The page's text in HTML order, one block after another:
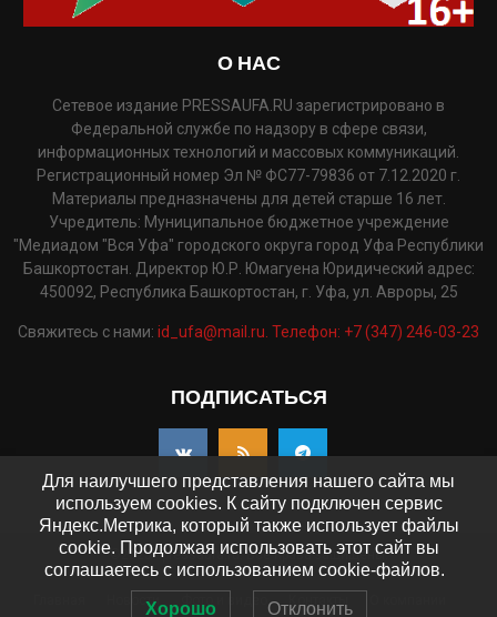
О НАС
Сетевое издание PRESSAUFA.RU зарегистрировано в
Федеральной службе по надзору в сфере связи,
информационных технологий и массовых коммуникаций.
Регистрационный номер Эл № ФС77-79836 от 7.12.2020 г.
Материалы предназначены для детей старше 16 лет.
Учредитель: Муниципальное бюджетное учреждение
"Медиадом "Вся Уфа" городского округа город Уфа Республики
Башкортостан. Директор Ю.Р. Юмагуена Юридический адрес:
450092, Республика Башкортостан, г. Уфа, ул. Авроры, 25
Свяжитесь с нами: id_ufa@mail.ru. Телефон: +7 (347) 246-03-23
ПОДПИСАТЬСЯ
©2025 - pressaufa.ru. Все права защищены.
Новости
Для наилучшего представления нашего сайта мы
используем cookies. К сайту подключен сервис
Яндекс.Метрика, который также использует файлы
cookie. Продолжая использовать этот сайт вы
соглашаетесь с использованием cookie-файлов.
Хорошо Отклонить